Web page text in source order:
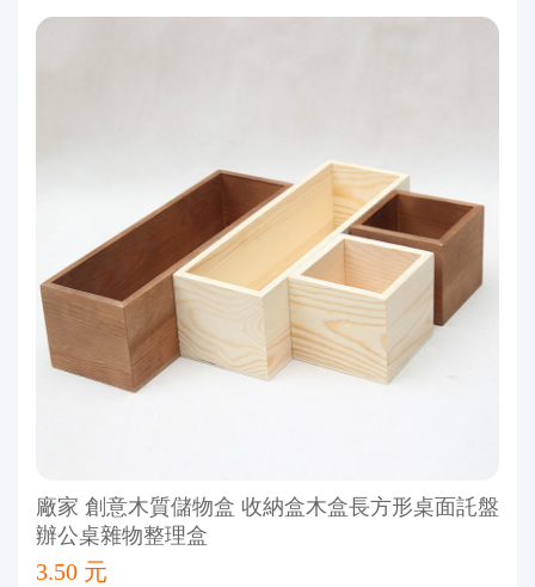
廠家 創意木質儲物盒 收納盒木盒長方形桌面託盤
辦公桌雜物整理盒
3.50 元